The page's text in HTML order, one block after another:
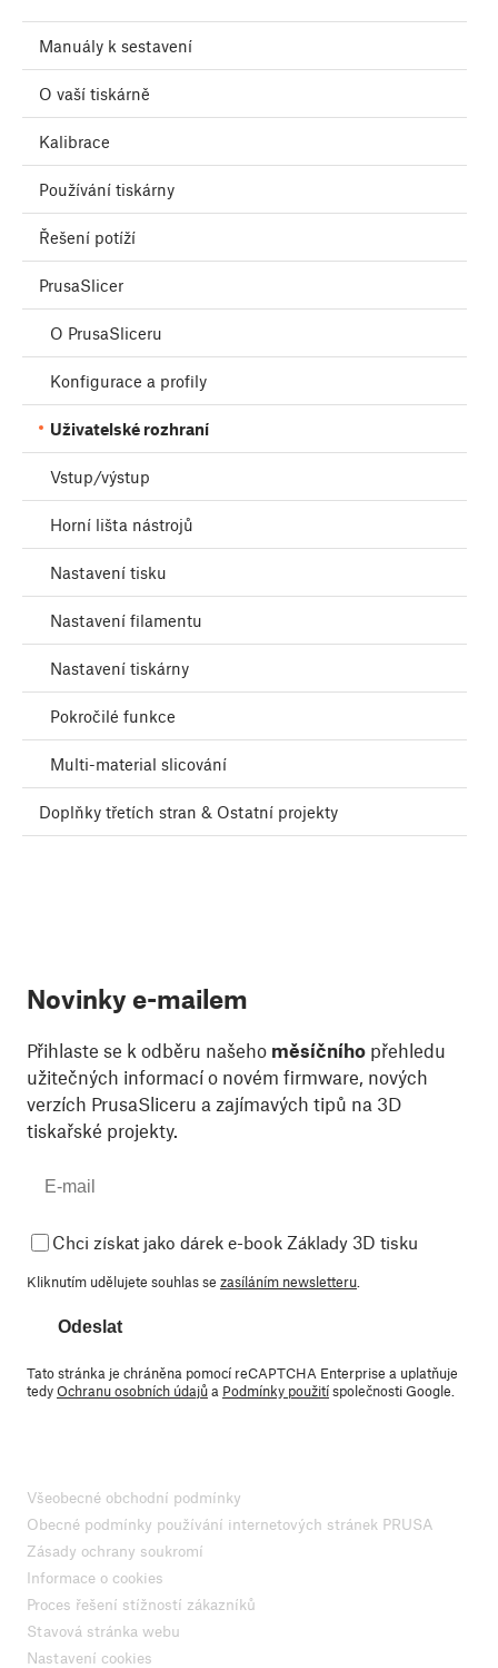
Manuály k sestavení
O vaší tiskárně
Kalibrace
Používání tiskárny
Řešení potíží
PrusaSlicer
O PrusaSliceru
Konfigurace a profily
Uživatelské rozhraní
Vstup/výstup
Horní lišta nástrojů
Nastavení tisku
Nastavení filamentu
Nastavení tiskárny
Pokročilé funkce
Multi-material slicování
Doplňky třetích stran & Ostatní projekty
Novinky e-mailem
Přihlaste se k odběru našeho měsíčního přehledu
užitečných informací o novém firmware, nových
verzích PrusaSliceru a zajímavých tipů na 3D
tiskařské projekty.
Chci získat jako dárek e-book Základy 3D tisku
Kliknutím udělujete souhlas se zasíláním newsletteru
Odeslat
Tato stránka je chráněna pomocí reCAPTCHA Enterprise a uplatňuje
tedyOchranu osobních údajůa Podmínky použitíspolečnosti Google.
Všeobecné obchodní podmínky
Obecné podmínky používání internetových stránek PRUSA
Zásady ochrany soukromí
Informace o cookies
Proces řešení stížností zákazníků
Stavová stránka webu
Nastavení cookies